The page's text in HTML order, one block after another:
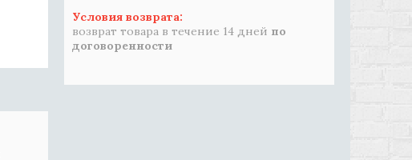
возврат товара в течение 14 дней по
договоренности